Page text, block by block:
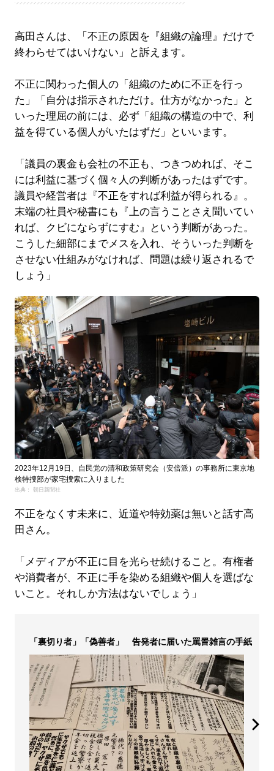
高田さんは、「不正の原因を『組織の論理』だけで
終わらせてはいけない」と訴えます。
不正に関わった個人の「組織のために不正を行っ
た」「自分は指示されただけ。仕方がなかった」と
いった理屈の前には、必ず「組織の構造の中で、利
益を得ている個人がいたはずだ」といいます。
「議員の裏金も会社の不正も、つきつめれば、そこ
には利益に基づく個々人の判断があったはずです。
議員や経営者は『不正をすれば利益が得られる』。
末端の社員や秘書にも『上の言うことさえ聞いてい
れば、クビにならずにすむ』という判断があった。
こうした細部にまでメスを入れ、そういった判断を
させない仕組みがなければ、問題は繰り返されるで
しょう」
2023年12月19日、自民党の清和政策研究会（安倍派）の事務所に東京地
検特捜部が家宅捜索に入りました
出典： 朝日新聞社
不正をなくす未来に、近道や特効薬は無いと話す高
田さん。
「メディアが不正に目を光らせ続けること。有権者
や消費者が、不正に手を染める組織や個人を選ばな
いこと。それしか方法はないでしょう」
「裏切り者」「偽善者」 告発者に届いた罵詈雑言の手紙